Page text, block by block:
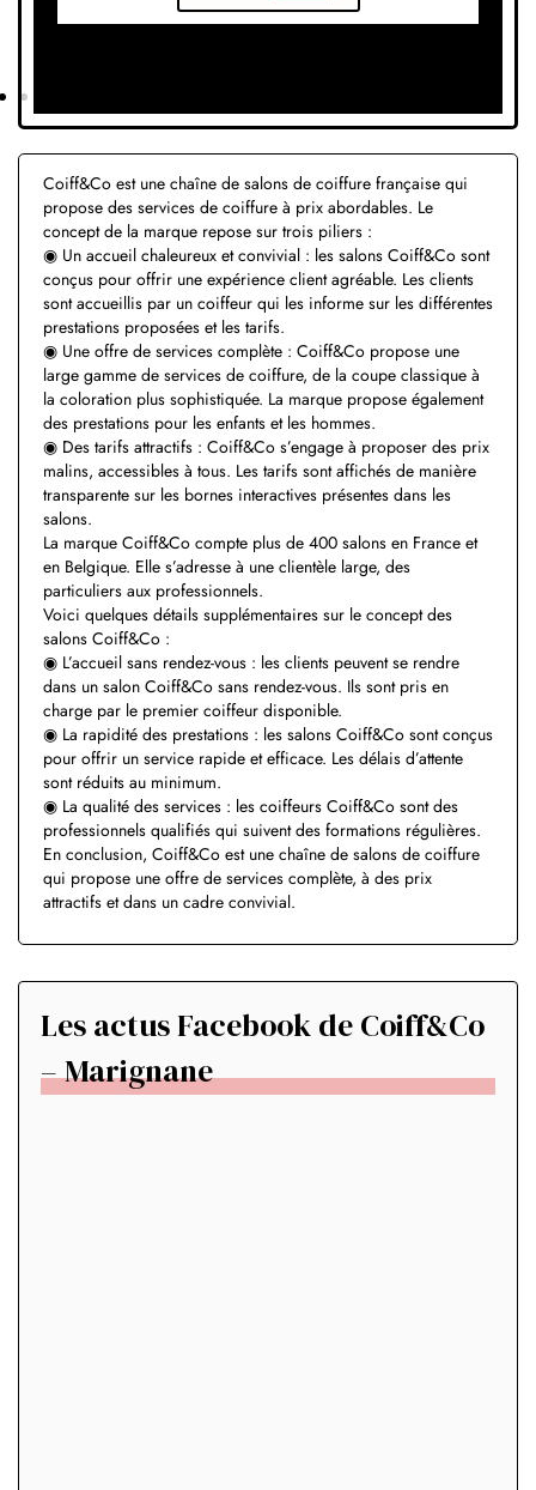
Coiff&Co est une chaîne de salons de coiffure française qui
propose des services de coiffure à prix abordables. Le
concept de la marque repose sur trois piliers :
◉ Un accueil chaleureux et convivial : les salons Coiff&Co sont
conçus pour offrir une expérience client agréable. Les clients
sont accueillis par un coiffeur qui les informe sur les différentes
prestations proposées et les tarifs.
◉ Une offre de services complète : Coiff&Co propose une
large gamme de services de coiffure, de la coupe classique à
la coloration plus sophistiquée. La marque propose également
des prestations pour les enfants et les hommes.
◉ Des tarifs attractifs : Coiff&Co s’engage à proposer des prix
malins, accessibles à tous. Les tarifs sont affichés de manière
transparente sur les bornes interactives présentes dans les
salons.
La marque Coiff&Co compte plus de 400 salons en France et
en Belgique. Elle s’adresse à une clientèle large, des
particuliers aux professionnels.
Voici quelques détails supplémentaires sur le concept des
salons Coiff&Co :
◉ L’accueil sans rendez-vous : les clients peuvent se rendre
dans un salon Coiff&Co sans rendez-vous. Ils sont pris en
charge par le premier coiffeur disponible.
◉ La rapidité des prestations : les salons Coiff&Co sont conçus
pour offrir un service rapide et efficace. Les délais d’attente
sont réduits au minimum.
◉ La qualité des services : les coiffeurs Coiff&Co sont des
professionnels qualifiés qui suivent des formations régulières.
En conclusion, Coiff&Co est une chaîne de salons de coiffure
qui propose une offre de services complète, à des prix
attractifs et dans un cadre convivial.
Les actus Facebook de Coiff&Co
– Marignane